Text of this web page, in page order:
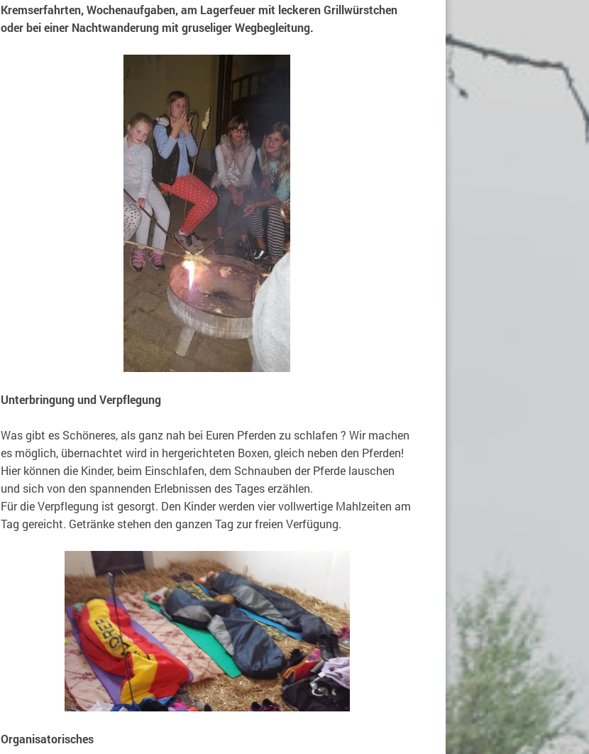
Kremserfahrten, Wochenaufgaben, am Lagerfeuer mit leckeren Grillwürstchen
oder bei einer Nachtwanderung mit gruseliger Wegbegleitung.
Unterbringung und Verpflegung
Was gibt es Schöneres, als ganz nah bei Euren Pferden zu schlafen ? Wir machen
es möglich, übernachtet wird in hergerichteten Boxen, gleich neben den Pferden!
Hier können die Kinder, beim Einschlafen, dem Schnauben der Pferde lauschen
und sich von den spannenden Erlebnissen des Tages erzählen.
Für die Verpflegung ist gesorgt. Den Kinder werden vier vollwertige Mahlzeiten am
Tag gereicht. Getränke stehen den ganzen Tag zur freien Verfügung.
Organisatorisches